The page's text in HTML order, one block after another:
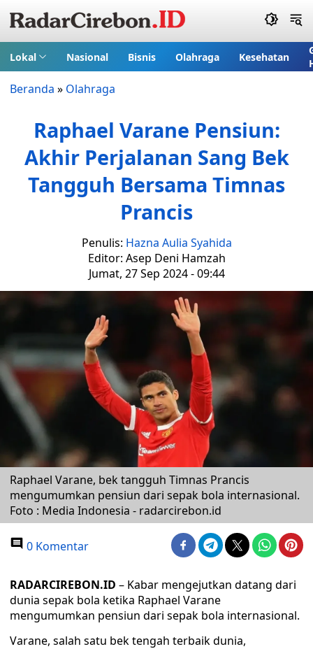
Lokal Nasional Bisnis Olahraga Kesehatan
Beranda » Olahraga
Raphael Varane Pensiun:
Akhir Perjalanan Sang Bek
Tangguh Bersama Timnas
Prancis
Penulis: Hazna Aulia Syahida
Editor: Asep Deni Hamzah
Jumat, 27 Sep 2024 - 09:44
Raphael Varane, bek tangguh Timnas Prancis
mengumumkan pensiun dari sepak bola internasional.
Foto : Media Indonesia - radarcirebon.id
0 Komentar
RADARCIREBON.ID – Kabar mengejutkan datang dari
dunia sepak bola ketika Raphael Varane
mengumumkan pensiun dari sepak bola internasional.
Varane, salah satu bek tengah terbaik dunia,